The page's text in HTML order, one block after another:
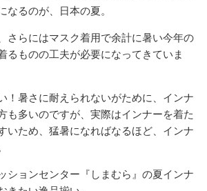
なるのが、日本の夏。
さらにはマスク着用で余計に暑い今年の
るものの工夫が必要になってきていま
！暑さに耐えられないがために、インナ
も多いのですが、実際はインナーを着た
いため、猛暑になればなるほど、インナ
ションセンター『しまむら』の夏インナ